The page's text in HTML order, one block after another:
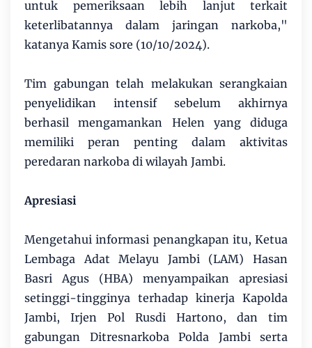
untuk pemeriksaan lebih lanjut terkait
keterlibatannya dalam jaringan narkoba,"
katanya Kamis sore (10/10/2024).
Tim gabungan telah melakukan serangkaian
penyelidikan intensif sebelum akhirnya
berhasil mengamankan Helen yang diduga
memiliki peran penting dalam aktivitas
peredaran narkoba di wilayah Jambi.
Apresiasi
Mengetahui informasi penangkapan itu, Ketua
Lembaga Adat Melayu Jambi (LAM) Hasan
Basri Agus (HBA) menyampaikan apresiasi
setinggi-tingginya terhadap kinerja Kapolda
Jambi, Irjen Pol Rusdi Hartono, dan tim
gabungan Ditresnarkoba Polda Jambi serta